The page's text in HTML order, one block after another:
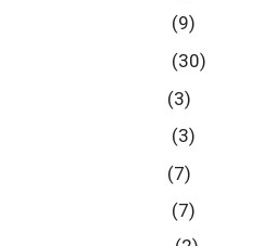
(9)
(30)
(3)
(3)
(7)
(7)